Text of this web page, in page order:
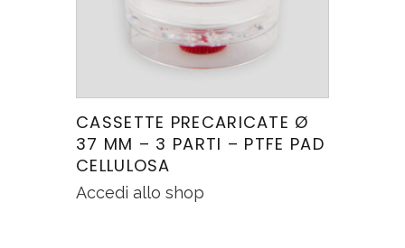
CASSETTE PRECARICATE Ø
37 MM – 3 PARTI – PTFE PAD
CELLULOSA
Accedi allo shop